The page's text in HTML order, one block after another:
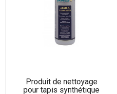
Produit de nettoyage
pour tapis synthétique